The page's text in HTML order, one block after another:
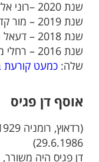
שנת 2020 –רוני אלדד.
שנת 2019 – מור קדישזון.
שנת 2018 – דעאל רודריגז גארסיה.
שלה:​​כמעט קורעת​
אוסף דן פגיס
29.6.1986)
דן פגיס היה משורר,